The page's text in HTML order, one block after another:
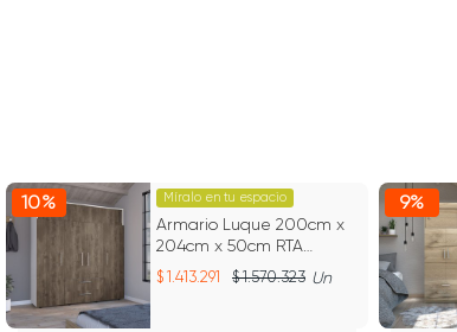
10% Míralo en tu espacio
Armario Luque 200cm x
204cm x 50cm RTA
Bellota Blanco
1.413.291 1.570.323 Un
9%